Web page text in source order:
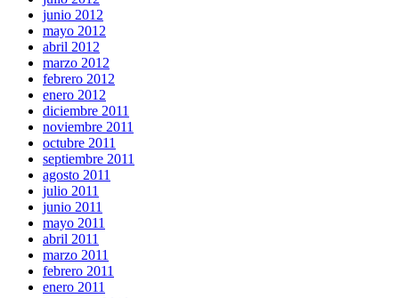
junio 2012
mayo 2012
abril 2012
marzo 2012
febrero 2012
enero 2012
diciembre 2011
noviembre 2011
octubre 2011
septiembre 2011
agosto 2011
julio 2011
junio 2011
mayo 2011
abril 2011
marzo 2011
febrero 2011
enero 2011